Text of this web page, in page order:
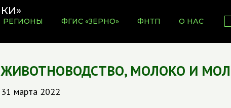
РЕГИОНЫ ФГИС «ЗЕРНО» ФНТП О НАС
ЖИВОТНОВОДСТВО, МОЛОКО И
31 марта 2022